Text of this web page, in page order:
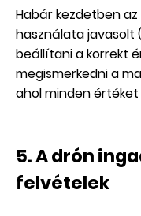
Habár kezdetben
használata javasolt
beállítani a korrekt
megismerkedni a
ahol minden
5. A drón
felvételek